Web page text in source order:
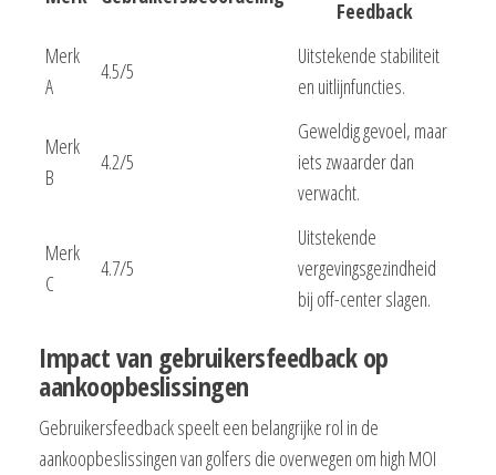
Feedback
Merk
A
4.5/5
Uitstekende stabiliteit
en uitlijnfuncties.
Merk
B
4.2/5
Geweldig gevoel, maar
iets zwaarder dan
verwacht.
Merk
C
4.7/5
Uitstekende
vergevingsgezindheid
bij off-center slagen.
Impact van gebruikersfeedback op
aankoopbeslissingen
Gebruikersfeedback speelt een belangrijke rol in de
aankoopbeslissingen van golfers die overwegen om high MOI